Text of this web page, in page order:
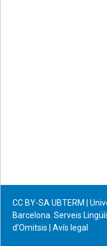
CC BY-SA UBTERM |
Barcelona. Serveis
d’Omitsis
Avís legal